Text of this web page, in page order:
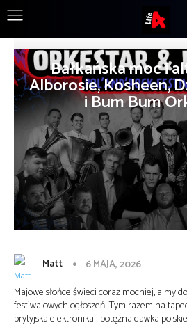
Bałkańska moc i
Alborosie, Kosheen,
i Bum Bum
Matt
6 MAJA, 2026
Majowe słońce świeci coraz mocniej, a my
festiwalowych ogłoszeń! Tym razem na
brytyjska elektronika i potężna dawka